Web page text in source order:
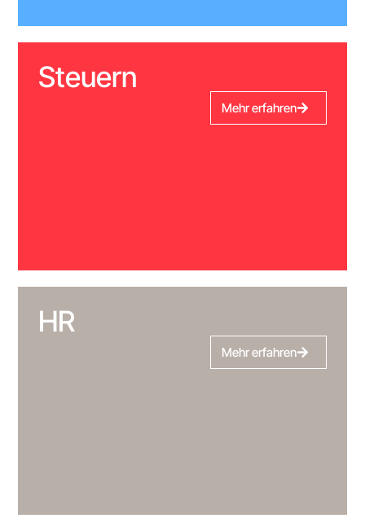
Steuern
Mehr erfahren
HR
Mehr erfahren